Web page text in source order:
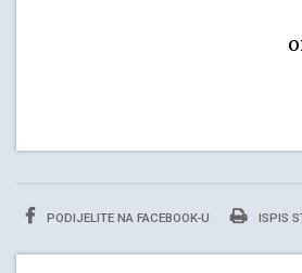
PODIJELITE NA FACEBOOK-U ISPIS